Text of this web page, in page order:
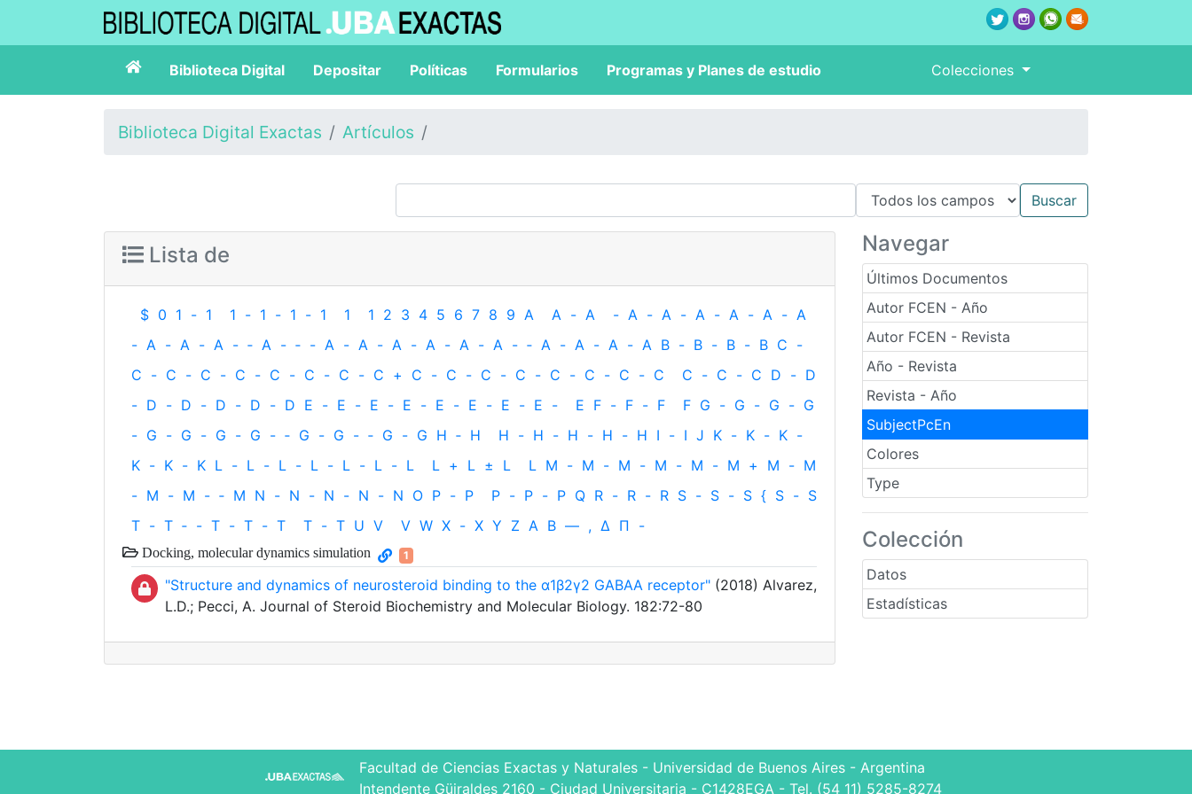
Biblioteca Digital Depositar Políticas Formularios Programas y Planes de estudio Colecciones
Biblioteca Digital Exactas Artículos
Navegar
Últimos Documentos
Autor FCEN - Año
Autor FCEN - Revista
Año - Revista
Revista - Año
SubjectPcEn
Colores
Type
Colección
Datos
Estadísticas
Lista de
$ 0 1 - 1 1 - 1 - 1 - 1 1 1 2 3 4 5 6 7 8 9 A A - A - A - A - A - A - A - A
- A - A - A - ‐ A - ‐ - A - A - A - A - A - A - ‐ A - A - A - A B - B - B - B C -
C - C - C - C - C - C - C - C + C - C - C - C - C - C - C - C C - C - C D - D
- D - D - D - D - D E - E - E - E - E - E - E - E - E F - F - F F G - G - G - G
- G - G - G - G - ‐ G - G - ‐ G - G H ‐ H H - H - H - H - H I - I J K - K - K -
K - K - K L - L - L - L - L - L - L L + L ± L L M - M - M - M - M - M + M - M
- M - M - ‐ M N - N - N - N - N O P - P P - P - P Q R - R - R S - S - S { S - S
T - T ‐ - T - T - T T - T U V V W X - X Y Z Α Β — , Δ Π -
Docking, molecular dynamics simulation 1
"Structure and dynamics of neurosteroid binding to the α1β2γ2 GABAA receptor" (2018) Alvarez,
L.D.; Pecci, A. Journal of Steroid Biochemistry and Molecular Biology. 182:72-80
Facultad de Ciencias Exactas y Naturales - Universidad de Buenos Aires - Argentina
Intendente Güiraldes 2160 - Ciudad Universitaria - C1428EGA - Tel. (54 11) 5285-8274